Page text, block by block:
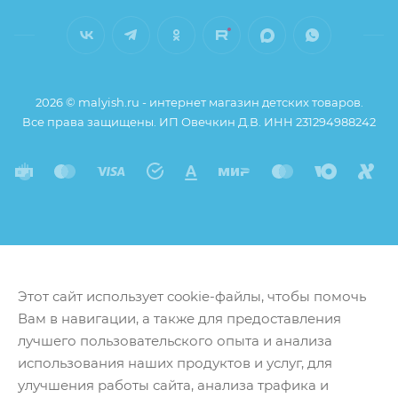
2026 © malyish.ru - интернет магазин детских товаров.
Все права защищены. ИП Овечкин Д.В. ИНН 231294988242
Этот сайт использует cookie-файлы, чтобы помочь
Вам в навигации, а также для предоставления
лучшего пользовательского опыта и анализа
использования наших продуктов и услуг, для
улучшения работы сайта, анализа трафика и